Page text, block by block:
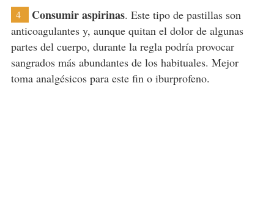
4 Consumir aspirinas. Este tipo de pastillas son
anticoagulantes y, aunque quitan el dolor de algunas
partes del cuerpo, durante la regla podría provocar
sangrados más abundantes de los habituales. Mejor
toma analgésicos para este fin o iburprofeno.